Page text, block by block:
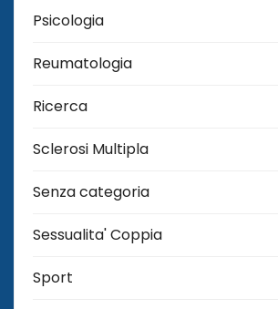
Psicologia
Reumatologia
Ricerca
Sclerosi Multipla
Senza categoria
Sessualita' Coppia
Sport